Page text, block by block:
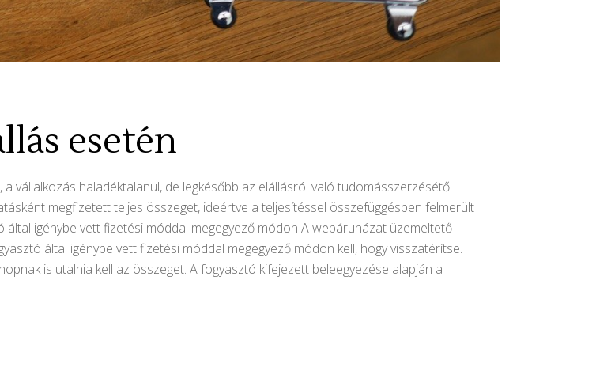
esetén
vállalkozás haladéktalanul, de legkésőbb az elállásról való tudomásszerzésétől
megfizetett teljes összeget, ideértve a teljesítéssel összefüggésben felmerült
igénybe vett fizetési móddal megegyező módon A webáruházat üzemeltető
által igénybe vett fizetési móddal megegyező módon kell, hogy visszatérítse.
is utalnia kell az összeget. A fogyasztó kifejezett beleegyezése alapján a